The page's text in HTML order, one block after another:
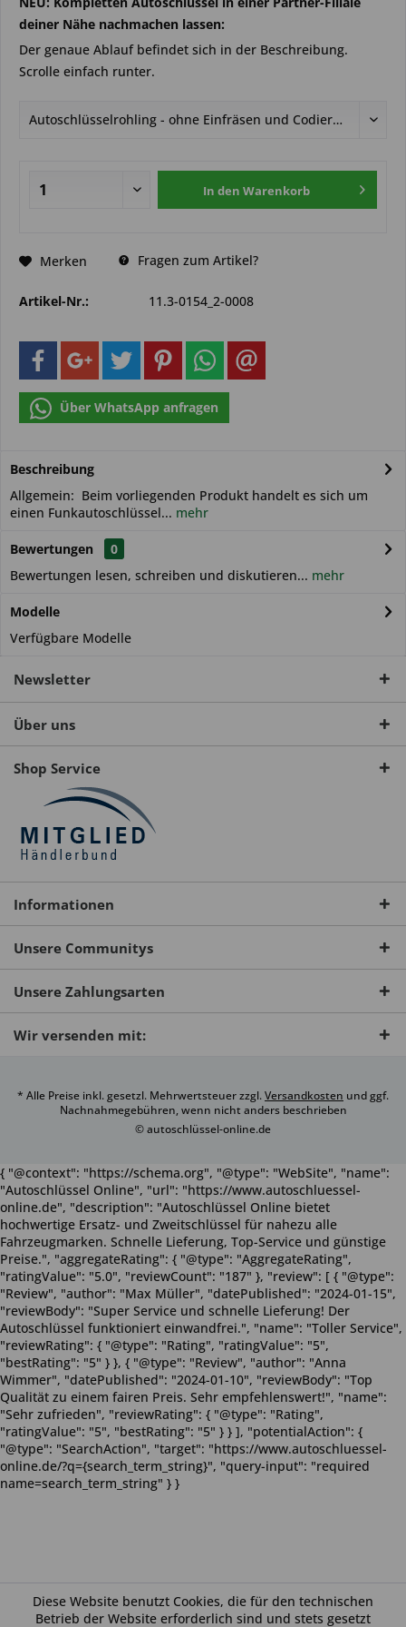
deiner Nähe nachmachen lassen:
Der genaue Ablauf befindet sich in der Beschreibung.
Scrolle einfach runter.
In den Warenkorb
Merken Fragen zum Artikel?
Artikel-Nr.: 11.3-0154_2-0008
Über WhatsApp anfragen
Beschreibung
Allgemein: Beim vorliegenden Produkt handelt es sich um
einen Funkautoschlüssel... mehr
Bewertungen
0
Bewertungen lesen, schreiben und diskutieren... mehr
Modelle
Verfügbare Modelle
Newsletter
Über uns
Shop Service
Informationen
Unsere Communitys
Unsere Zahlungsarten
Wir versenden mit:
* Alle Preise inkl. gesetzl. Mehrwertsteuer zzgl.Versandkosten und ggf.
Nachnahmegebühren, wenn nicht anders beschrieben
© autoschlüssel-online.de
Diese Website benutzt Cookies, die für den technischen
Betrieb der Website erforderlich sind und stets gesetzt
{ "@context": "https://schema.org", "@type": "WebSite", "name":
"Autoschlüssel Online", "url": "https://www.autoschluessel-
online.de", "description": "Autoschlüssel Online bietet
hochwertige Ersatz- und Zweitschlüssel für nahezu alle
Fahrzeugmarken. Schnelle Lieferung, Top-Service und günstige
Preise.", "aggregateRating": { "@type": "AggregateRating",
"ratingValue": "5.0", "reviewCount": "187" }, "review": [ { "@type":
"Review", "author": "Max Müller", "datePublished": "2024-01-15",
"reviewBody": "Super Service und schnelle Lieferung! Der
Autoschlüssel funktioniert einwandfrei.", "name": "Toller Service",
"reviewRating": { "@type": "Rating", "ratingValue": "5",
"bestRating": "5" } }, { "@type": "Review", "author": "Anna
Wimmer", "datePublished": "2024-01-10", "reviewBody": "Top
Qualität zu einem fairen Preis. Sehr empfehlenswert!", "name":
"Sehr zufrieden", "reviewRating": { "@type": "Rating",
"ratingValue": "5", "bestRating": "5" } } ], "potentialAction": {
"@type": "SearchAction", "target": "https://www.autoschluessel-
online.de/?q={search_term_string}", "query-input": "required
name=search_term_string" } }